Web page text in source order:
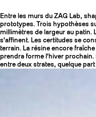
Entre les murs du ZAG Lab,
prototypes. Trois hypothèses
millimètres de largeur au patin.
s'affinent. Les certitudes se
terrain. La résine encore
prendra forme l'hiver prochain.
entre deux strates, quelque